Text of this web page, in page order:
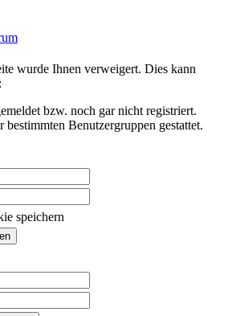
wurde Ihnen verweigert. Dies kann
bzw. noch gar nicht registriert.
Benutzergruppen gestattet.
speichern